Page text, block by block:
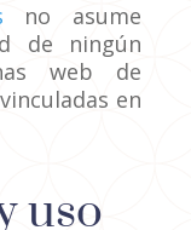
no asume
de ningún
web de
en
uso